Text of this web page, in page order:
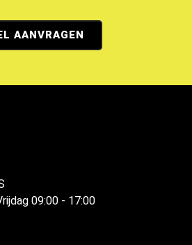
AANVRAGEN
09:00 - 17:00